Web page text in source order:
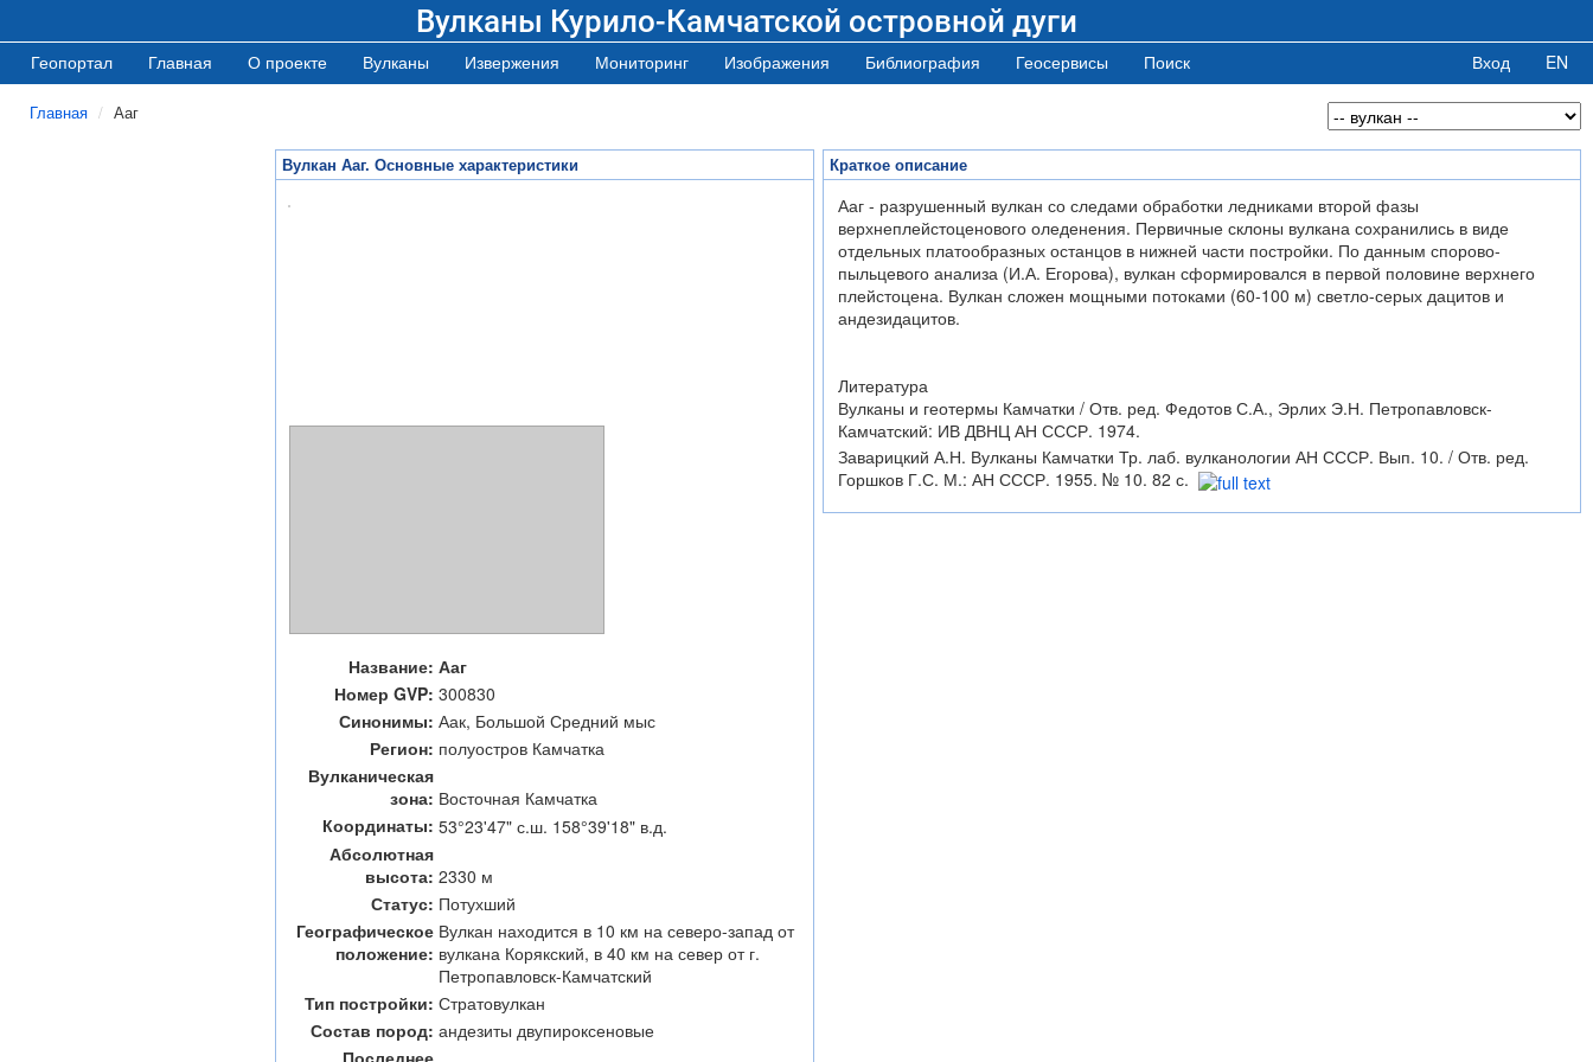
Вулканы Курило-Камчатской островной дуги
Геопортал Главная О проекте Вулканы Извержения Мониторинг Изображения Библиография Геосервисы Поиск Вход EN
Главная Ааг
Вулкан Ааг. Основные характеристики
Название: Ааг
Номер GVP: 300830
Синонимы: Аак, Большой Средний мыс
Регион: полуостров Камчатка
Вулканическая
зона: Восточная Камчатка
Координаты: 53°23'47" с.ш. 158°39'18" в.д.
Абсолютная
высота: 2330 м
Статус: Потухший
Географическое
положение:
Вулкан находится в 10 км на северо-запад от
вулкана Корякский, в 40 км на север от г.
Петропавловск-Камчатский
Тип постройки: Стратовулкан
Состав пород: андезиты двупироксеновые
Последнее
Краткое описание
Ааг - разрушенный вулкан со следами обработки ледниками второй фазы
верхнеплейстоценового оледенения. Первичные склоны вулкана сохранились в виде
отдельных платообразных останцов в нижней части постройки. По данным спорово-
пыльцевого анализа (И.А. Егорова), вулкан сформировался в первой половине верхнего
плейстоцена. Вулкан сложен мощными потоками (60-100 м) светло-серых дацитов и
андезидацитов.
Литература
Вулканы и геотермы Камчатки / Отв. ред. Федотов С.А., Эрлих Э.Н. Петропавловск-
Камчатский: ИВ ДВНЦ АН СССР. 1974.
Заварицкий А.Н. Вулканы Камчатки Тр. лаб. вулканологии АН СССР. Вып. 10. / Отв. ред.
Горшков Г.С. М.: АН СССР. 1955. № 10. 82 с.